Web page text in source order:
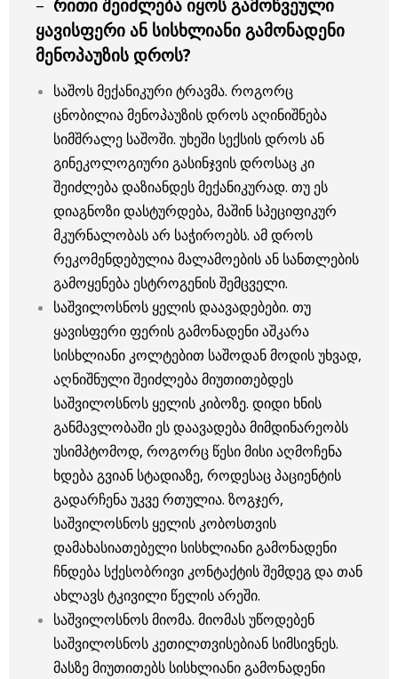
– რითი შეიძლება იყოს გამოწვეული
ყავისფერი ან სისხლიანი გამონადენი
მენოპაუზის დროს?
საშოს მექანიკური ტრავმა. როგორც
ცნობილია მენოპაუზის დროს აღინიშნება
სიმშრალე საშოში. უხეში სექსის დროს ან
გინეკოლოგიური გასინჯვის დროსაც კი
შეიძლება დაზიანდეს მექანიკურად. თუ ეს
დიაგნოზი დასტურდება, მაშინ სპეციფიკურ
მკურნალობას არ საჭიროებს. ამ დროს
რეკომენდებულია მალამოების ან სანთლების
გამოყენება ესტროგენის შემცველი.
საშვილოსნოს ყელის დაავადებები. თუ
ყავისფერი ფერის გამონადენი აშკარა
სისხლიანი კოლტებით საშოდან მოდის უხვად,
აღნიშნული შეიძლება მიუთითებდეს
საშვილოსნოს ყელის კიბოზე. დიდი ხნის
განმავლობაში ეს დაავადება მიმდინარეობს
უსიმპტომოდ, როგორც წესი მისი აღმოჩენა
ხდება გვიან სტადიაზე, როდესაც პაციენტის
გადარჩენა უკვე რთულია. ზოგჯერ,
საშვილოსნოს ყელის კობოსთვის
დამახასიათებელი სისხლიანი გამონადენი
ჩნდება სქესობრივი კონტაქტის შემდეგ და თან
ახლავს ტკივილი წელის არეში.
საშვილოსნოს მიომა. მიომას უწოდებენ
საშვილოსნოს კეთილთვისებიან სიმსივნეს.
მასზე მიუთითებს სისხლიანი გამონადენი